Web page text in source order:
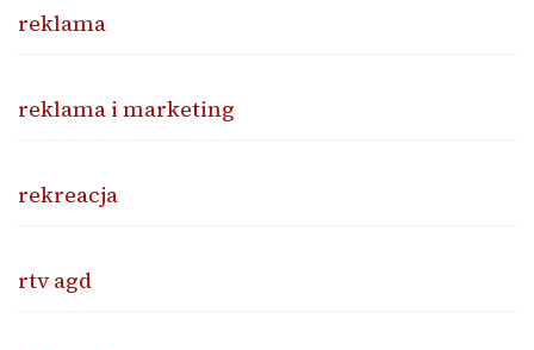
reklama
reklama i marketing
rekreacja
rtv agd